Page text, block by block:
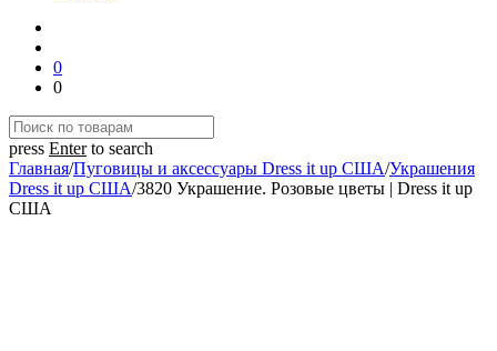
0
0
press Enterto search
Главная/Пуговицы и аксессуары Dress it up США/Украшения
Dress it up США/3820 Украшение. Розовые цветы | Dress it up
США